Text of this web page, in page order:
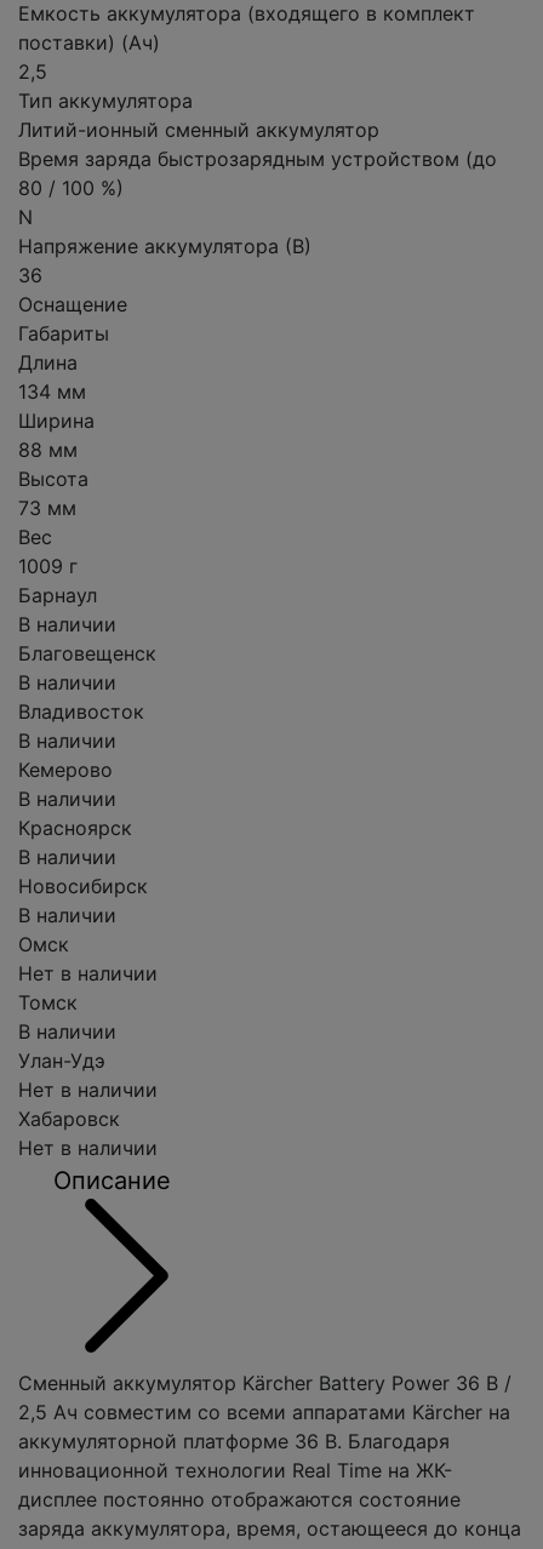
Емкость аккумулятора (входящего в комплект
поставки) (Ач)
2,5
Тип аккумулятора
Литий-ионный сменный аккумулятор
Время заряда быстрозарядным устройством (до
80 / 100 %)
N
Напряжение аккумулятора (В)
36
Оснащение
Габариты
Длина
134 мм
Ширина
88 мм
Высота
73 мм
Вес
1009 г
Барнаул
В наличии
Благовещенск
В наличии
Владивосток
В наличии
Кемерово
В наличии
Красноярск
В наличии
Новосибирск
В наличии
Омск
Нет в наличии
Томск
В наличии
Улан-Удэ
Нет в наличии
Хабаровск
Нет в наличии
Описание
Сменный аккумулятор Kärcher Battery Power 36 В /
2,5 Ач совместим со всеми аппаратами Kärcher на
аккумуляторной платформе 36 В. Благодаря
инновационной технологии Real Time на ЖК-
дисплее постоянно отображаются состояние
заряда аккумулятора, время, остающееся до конца